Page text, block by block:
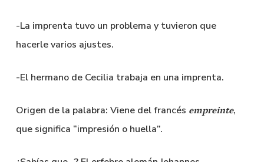
-La imprenta tuvo un problema y tuvieron que
hacerle varios ajustes.
-El hermano de Cecilia trabaja en una imprenta.
Origen de la palabra: Viene del francés empreinte,
que significa “impresión o huella”.